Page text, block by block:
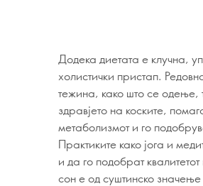
Додeка диетата е клучна,
холистички пристап.
тежина, како што се одење,
здравјето на коските,
метаболизмот и го
Практиките како јога и
и да го подобрат
сон е од суштинско